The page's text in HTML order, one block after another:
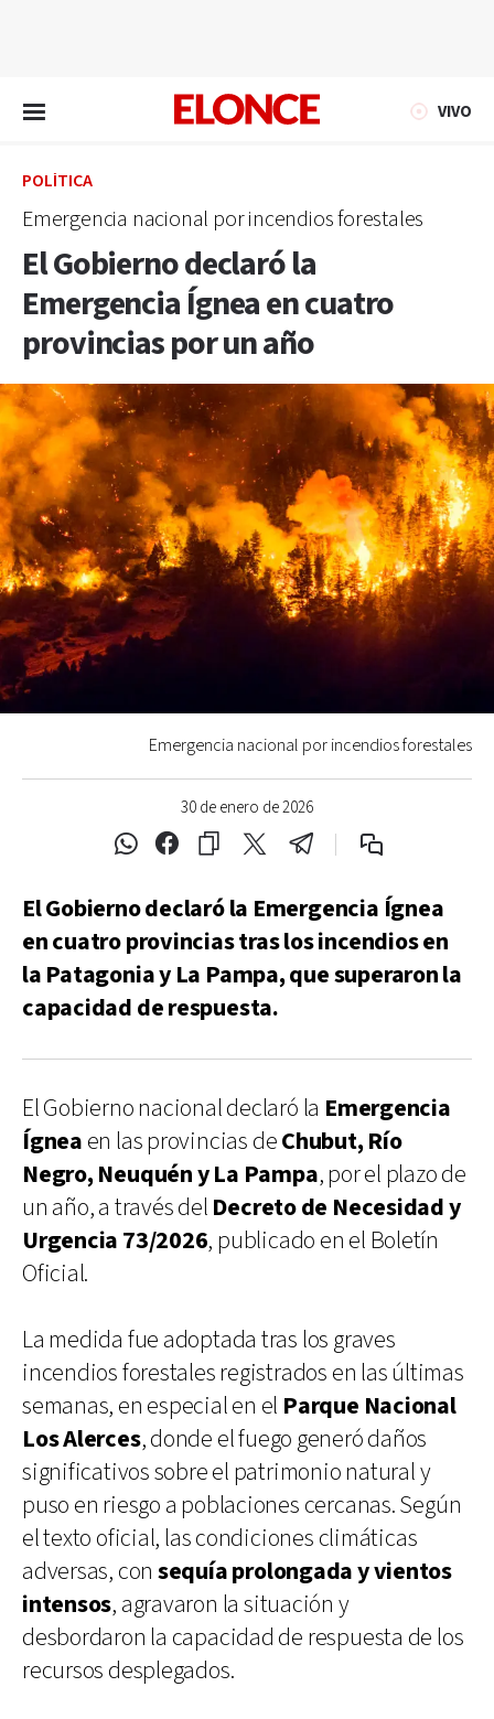
VIVO
POLÍTICA
Emergencia nacional por incendios forestales
El Gobierno declaró la
Emergencia Ígnea en cuatro
provincias por un año
30 de enero de 2026
Emergencia nacional por incendios forestales
El Gobierno declaró la Emergencia Ígnea
en cuatro provincias tras los incendios en
la Patagonia y La Pampa, que superaron la
capacidad de respuesta.
El Gobierno nacional declaró la Emergencia
Ígnea en las provincias deChubut, Río
Negro, Neuquén y La Pampa, por el plazo de
un año, a través del Decreto de Necesidad y
Urgencia 73/2026, publicado en el Boletín
Oficial.
La medida fue adoptada tras los graves
incendios forestales registrados en las últimas
semanas, en especial en el Parque Nacional
Los Alerces, donde el fuego generó daños
significativos sobre el patrimonio natural y
puso en riesgo a poblaciones cercanas. Según
el texto oficial, las condiciones climáticas
adversas, con sequía prolongada y vientos
intensos, agravaron la situación y
desbordaron la capacidad de respuesta de los
recursos desplegados.